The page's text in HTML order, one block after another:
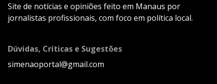
Site de notícias e opiniões feito em Manaus por
jornalistas profissionais, com foco em política local.
Dúvidas, Críticas e Sugestões
simenaoportal@gmail.com